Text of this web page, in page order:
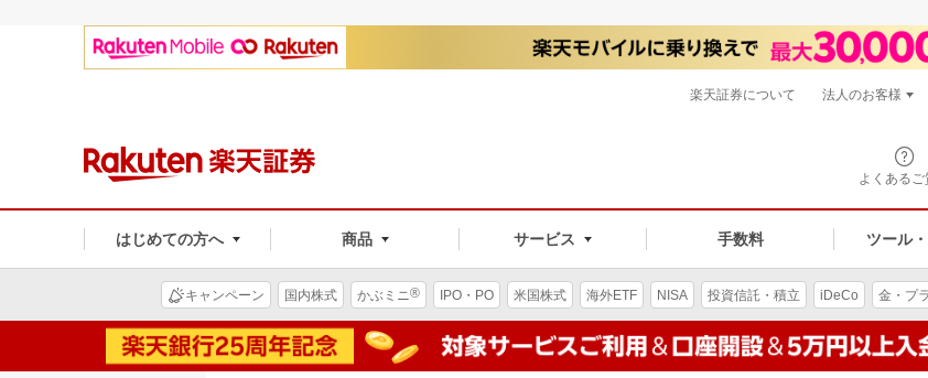
よくあるご
はじめての方へ 商品 サービス 手数料 ツール
楽天証券について 法人のお客様
キャンペーン 国内株式 かぶミニ® IPO・PO 米国株式 海外ETF NISA 投資信託・積立 iDeCo 金・プ